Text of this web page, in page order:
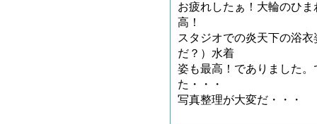
お疲れしたぁ！大輪のひ
高！
スタジオでの炎天下の浴
だ？）水着
姿も最高！でありました
た・・・
写真整理が大変だ・・・